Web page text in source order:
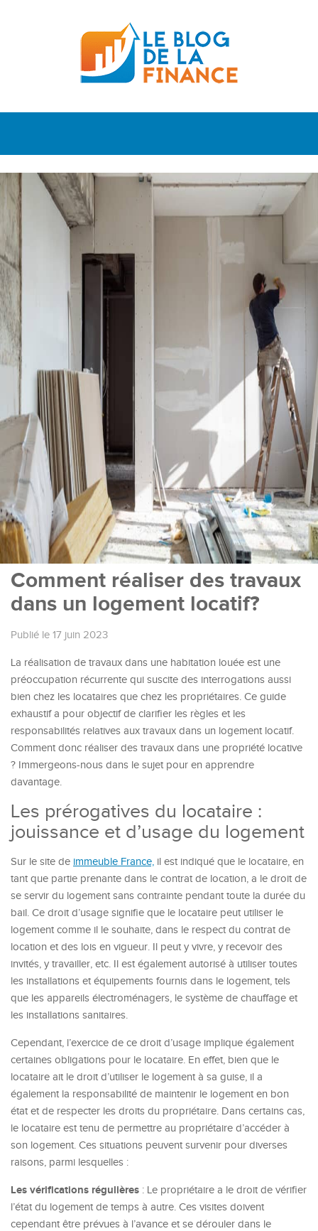
Comment réaliser des travaux
dans un logement locatif?
Publié le 17 juin 2023
La réalisation de travaux dans une habitation louée est une
préoccupation récurrente qui suscite des interrogations aussi
bien chez les locataires que chez les propriétaires. Ce guide
exhaustif a pour objectif de clarifier les règles et les
responsabilités relatives aux travaux dans un logement locatif.
Comment donc réaliser des travaux dans une propriété locative
? Immergeons-nous dans le sujet pour en apprendre
davantage.
Les prérogatives du locataire :
jouissance et d’usage du logement
Sur le site de immeuble France, il est indiqué que le locataire, en
tant que partie prenante dans le contrat de location, a le droit de
se servir du logement sans contrainte pendant toute la durée du
bail. Ce droit d’usage signifie que le locataire peut utiliser le
logement comme il le souhaite, dans le respect du contrat de
location et des lois en vigueur. Il peut y vivre, y recevoir des
invités, y travailler, etc. Il est également autorisé à utiliser toutes
les installations et équipements fournis dans le logement, tels
que les appareils électroménagers, le système de chauffage et
les installations sanitaires.
Cependant, l’exercice de ce droit d’usage implique également
certaines obligations pour le locataire. En effet, bien que le
locataire ait le droit d’utiliser le logement à sa guise, il a
également la responsabilité de maintenir le logement en bon
état et de respecter les droits du propriétaire. Dans certains cas,
le locataire est tenu de permettre au propriétaire d’accéder à
son logement. Ces situations peuvent survenir pour diverses
raisons, parmi lesquelles :
Les vérifications régulières : Le propriétaire a le droit de vérifier
l’état du logement de temps à autre. Ces visites doivent
cependant être prévues à l’avance et se dérouler dans le